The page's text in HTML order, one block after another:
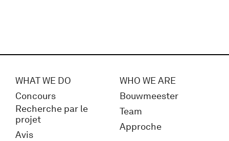
WHAT WE DO
Concours
Recherche par le
projet
Avis
WHO WE ARE
Bouwmeester
Team
Approche